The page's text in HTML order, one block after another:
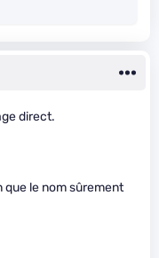
direct.
que le nom sûrement